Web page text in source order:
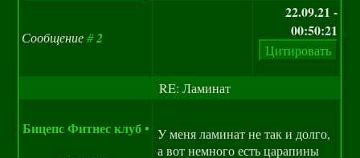
Сообщение#2
22.09.21 -
00:50:21
RE: Ламинат
Бицепс Фитнес клуб• У меня ламинат не так и долго,
а вот немного есть царапины